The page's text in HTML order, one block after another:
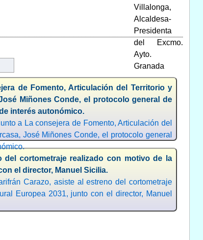
de Fomento, Articulación del Territorio y
Miñones Conde, el protocolo general de
interés autonómico.
a La consejera de Fomento, Articulación del
José Miñones Conde, el protocolo general
del cortometraje realizado con motivo de la
el director, Manuel Sicilia.
Carazo, asiste al estreno del cortometraje
Europea 2031, junto con el director, Manuel